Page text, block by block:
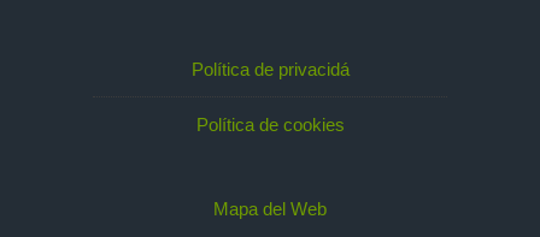
Política de privacidá
Política de cookies
Mapa del Web